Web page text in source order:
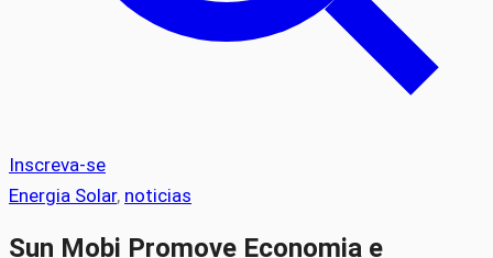
Inscreva-se
Energia Solar, noticias
Sun Mobi Promove Economia e